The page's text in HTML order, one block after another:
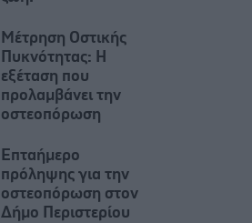
Μέτρηση Οστικής
Πυκνότητας: Η
εξέταση που
προλαμβάνει την
οστεοπόρωση
Επταήμερο
πρόληψης για την
οστεοπόρωση στον
Δήμο Περιστερίου